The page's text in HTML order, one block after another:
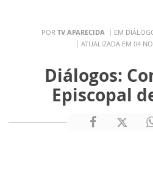
POR TV APARECIDA EM
ATUALIZADA EM 04
Diálogos:
Episcopal